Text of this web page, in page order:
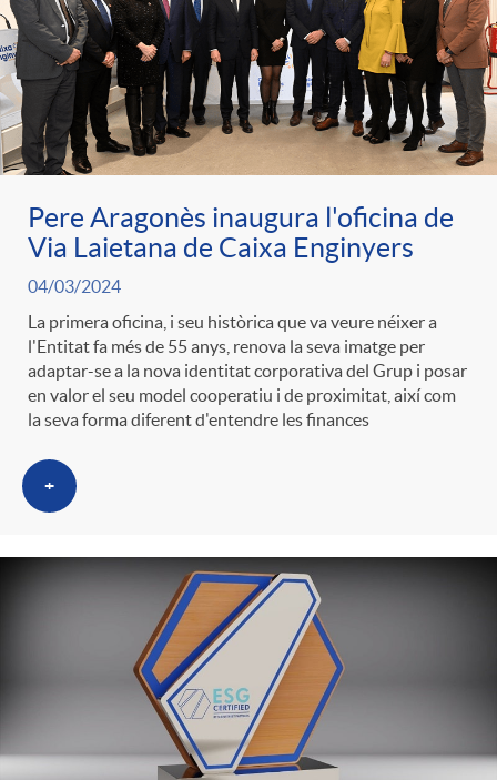
Pere Aragonès inaugura l'oficina de
Via Laietana de Caixa Enginyers
04/03/2024
La primera oficina, i seu històrica que va veure néixer a
l'Entitat fa més de 55 anys, renova la seva imatge per
adaptar-se a la nova identitat corporativa del Grup i posar
en valor el seu model cooperatiu i de proximitat, així com
la seva forma diferent d'entendre les finances
+